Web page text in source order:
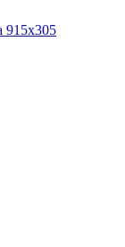
915x305